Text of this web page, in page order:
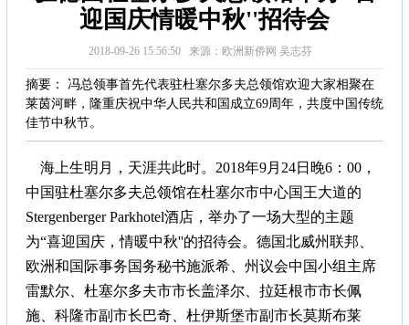
迎国庆情暖中秋''招待会
2018-09-26 15:56:50 来源：欧洲新侨网 吴志芬
摘要： 冯总领事首先代表驻杜塞尔多夫总领馆欢迎大家相聚在
莱茵河畔，隆重庆祝中华人民共和国成立69周年，共度中国传统
佳节中秋节。
海上生明月，天涯共此时。2018年9月24日晚6：00，
中国驻杜塞尔多夫总领馆在杜塞尔市中心国王大道的
Stergenberger Parkhotel酒店，举办了一场大型的主题
为“喜迎国庆，情暖中秋''的招待会。德国北威州联邦、
欧洲和国际事务国务秘书施派希、州议会中国小组主席
雷默尔、杜塞尔多夫市市长盖泽尔、拉廷根市市长佩
施、科隆市副市长巴奇、杜伊斯堡市副市长莫斯布莱